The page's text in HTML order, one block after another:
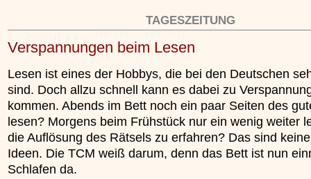
TAGESZEITUNG
Verspannungen beim Lesen
Lesen ist eines der Hobbys, die bei den Deutschen
sind. Doch allzu schnell kann es dabei zu
kommen. Abends im Bett noch ein paar Seiten des
lesen? Morgens beim Frühstück nur ein wenig weiter
die Auflösung des Rätsels zu erfahren? Das sind
Ideen. Die TCM weiß darum, denn das Bett ist nun
Schlafen da.
Erfahrungen mit
Kieselsäuregel
»»»